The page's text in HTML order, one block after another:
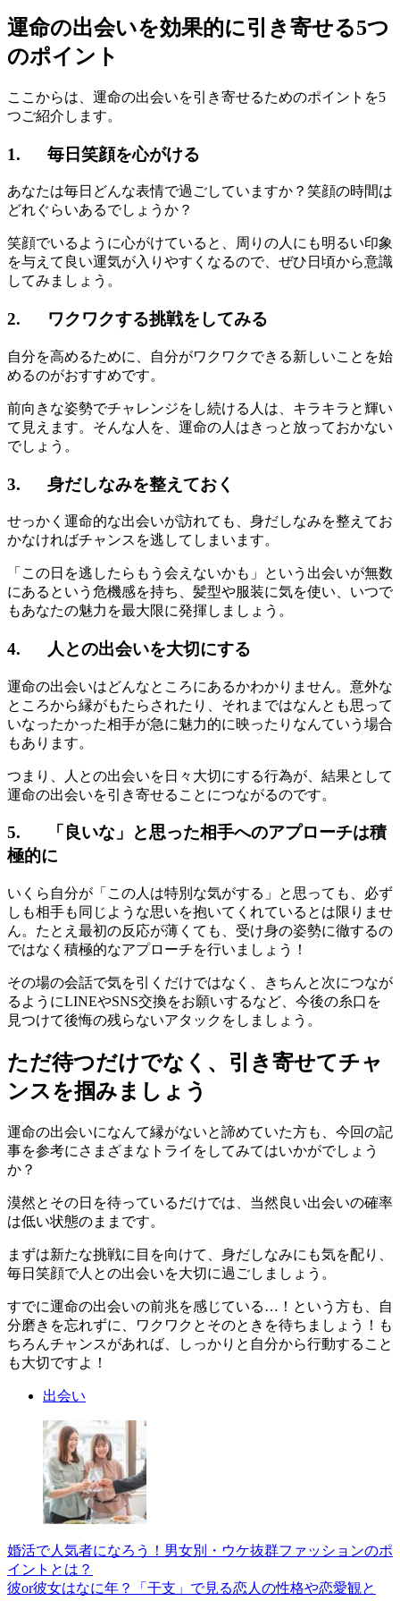
運命の出会いを効果的に引き寄せる5つ
のポイント
ここからは、運命の出会いを引き寄せるためのポイントを5
つご紹介します。
1. 毎日笑顔を心がける
あなたは毎日どんな表情で過ごしていますか？笑顔の時間は
どれぐらいあるでしょうか？
笑顔でいるように心がけていると、周りの人にも明るい印象
を与えて良い運気が入りやすくなるので、ぜひ日頃から意識
してみましょう。
2. ワクワクする挑戦をしてみる
自分を高めるために、自分がワクワクできる新しいことを始
めるのがおすすめです。
前向きな姿勢でチャレンジをし続ける人は、キラキラと輝い
て見えます。そんな人を、運命の人はきっと放っておかない
でしょう。
3. 身だしなみを整えておく
せっかく運命的な出会いが訪れても、身だしなみを整えてお
かなければチャンスを逃してしまいます。
「この日を逃したらもう会えないかも」という出会いが無数
にあるという危機感を持ち、髪型や服装に気を使い、いつで
もあなたの魅力を最大限に発揮しましょう。
4. 人との出会いを大切にする
運命の出会いはどんなところにあるかわかりません。意外な
ところから縁がもたらされたり、それまではなんとも思って
いなったかった相手が急に魅力的に映ったりなんていう場合
もあります。
つまり、人との出会いを日々大切にする行為が、結果として
運命の出会いを引き寄せることにつながるのです。
5. 「良いな」と思った相手へのアプローチは積
極的に
いくら自分が「この人は特別な気がする」と思っても、必ず
しも相手も同じような思いを抱いてくれているとは限りませ
ん。たとえ最初の反応が薄くても、受け身の姿勢に徹するの
ではなく積極的なアプローチを行いましょう！
その場の会話で気を引くだけではなく、きちんと次につなが
るようにLINEやSNS交換をお願いするなど、今後の糸口を
見つけて後悔の残らないアタックをしましょう。
ただ待つだけでなく、引き寄せてチャ
ンスを掴みましょう
運命の出会いになんて縁がないと諦めていた方も、今回の記
事を参考にさまざまなトライをしてみてはいかがでしょう
か？
漠然とその日を待っているだけでは、当然良い出会いの確率
は低い状態のままです。
まずは新たな挑戦に目を向けて、身だしなみにも気を配り、
毎日笑顔で人との出会いを大切に過ごしましょう。
すでに運命の出会いの前兆を感じている…！という方も、自
分磨きを忘れずに、ワクワクとそのときを待ちましょう！も
ちろんチャンスがあれば、しっかりと自分から行動すること
も大切ですよ！
出会い
婚活で人気者になろう！男女別・ウケ抜群ファッションのポ
イントとは？
彼or彼女はなに年？「干支」で見る恋人の性格や恋愛観と